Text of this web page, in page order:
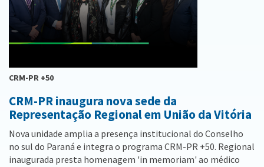
CRM-PR +50
CRM-PR inaugura nova sede da
Representação Regional em União da Vitória
Nova unidade amplia a presença institucional do Conselho
no sul do Paraná e integra o programa CRM-PR +50. Regional
inaugurada presta homenagem 'in memoriam' ao médico